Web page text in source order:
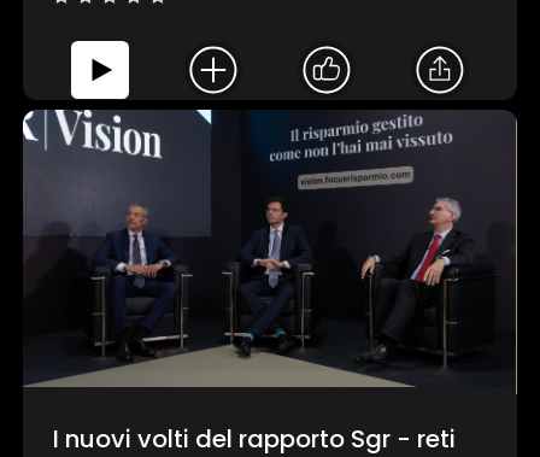
I nuovi volti del rapporto Sgr - reti